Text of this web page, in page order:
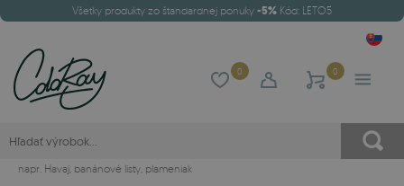
Všetky produkty zo štandardnej ponuky -5% Kód: LETO5
0 0
napr. Havaj, banánové listy, plameniak